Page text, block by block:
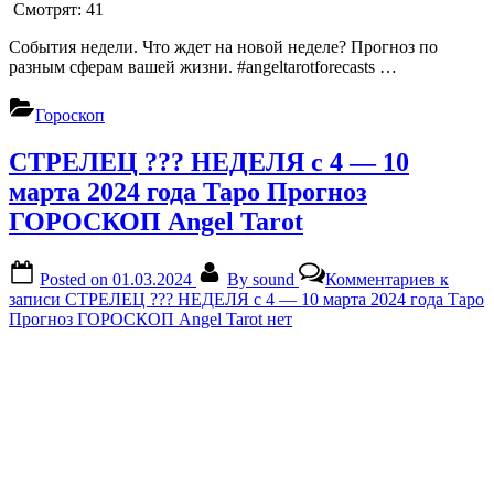
Смотрят: 41
События недели. Что ждет на новой неделе? Прогноз по
разным сферам вашей жизни. #angeltarotforecasts …
Гороскоп
СТРЕЛЕЦ ??? НЕДЕЛЯ с 4 — 10
марта 2024 года Таро Прогноз
ГОРОСКОП Angel Tarot
Posted on 01.03.2024 By sound Комментариев к
записи СТРЕЛЕЦ ??? НЕДЕЛЯ с 4 — 10 марта 2024 года Таро
Прогноз ГОРОСКОП Angel Tarot нет